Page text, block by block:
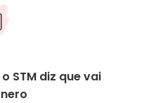
STM diz que vai